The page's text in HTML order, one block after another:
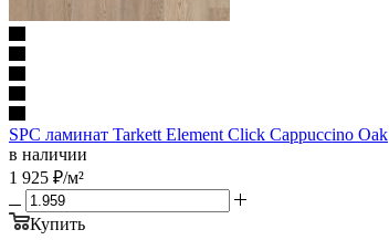
SPC ламинат Tarkett Element Click Cappuccino Oak
в наличии
1 925 ₽/м²
Купить